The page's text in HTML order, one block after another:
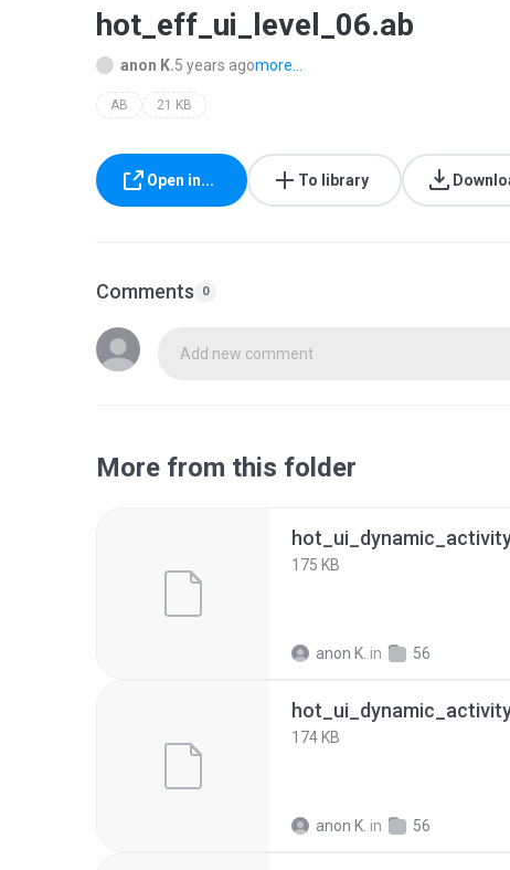
hot_eff_ui_level_06.ab
anon K.5 years agomore...
AB 21 KB
Open in... To library
Comments 0
Add new comment
More from this folder
175 KB
anon K. in 56
174 KB
anon K. in 56